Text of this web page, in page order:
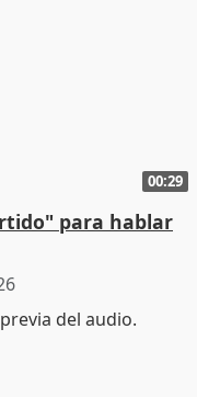
00:29
para hablar